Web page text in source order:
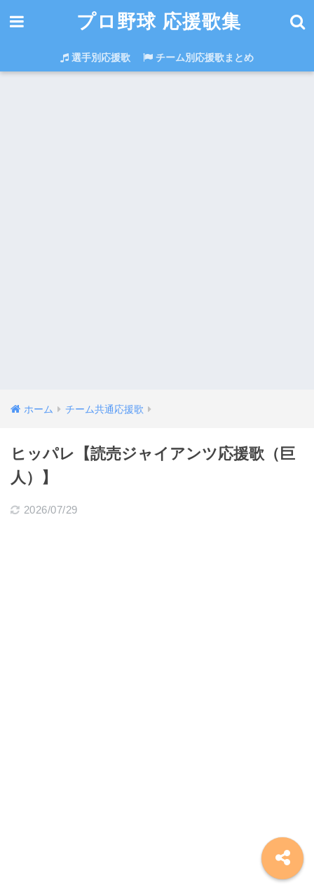
プロ野球 応援歌集
選手別応援歌 チーム別応援歌まとめ
ホーム チーム共通応援歌
ヒッパレ【読売ジャイアンツ応援歌（巨
人）】
2026/07/29